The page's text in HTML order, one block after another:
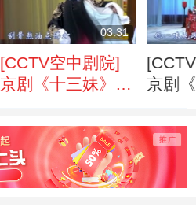
03:31
[CCTV空中剧院]
京剧《十三妹》
京剧